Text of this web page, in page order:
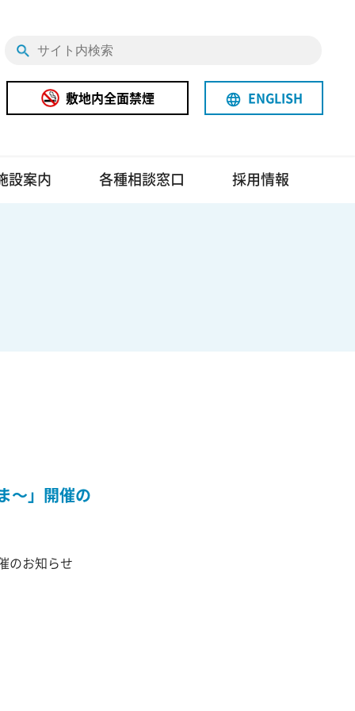
設案内 各種相談窓口 採用情報
敷地内全面禁煙 language ENGLISH
～」開催の
のお知らせ